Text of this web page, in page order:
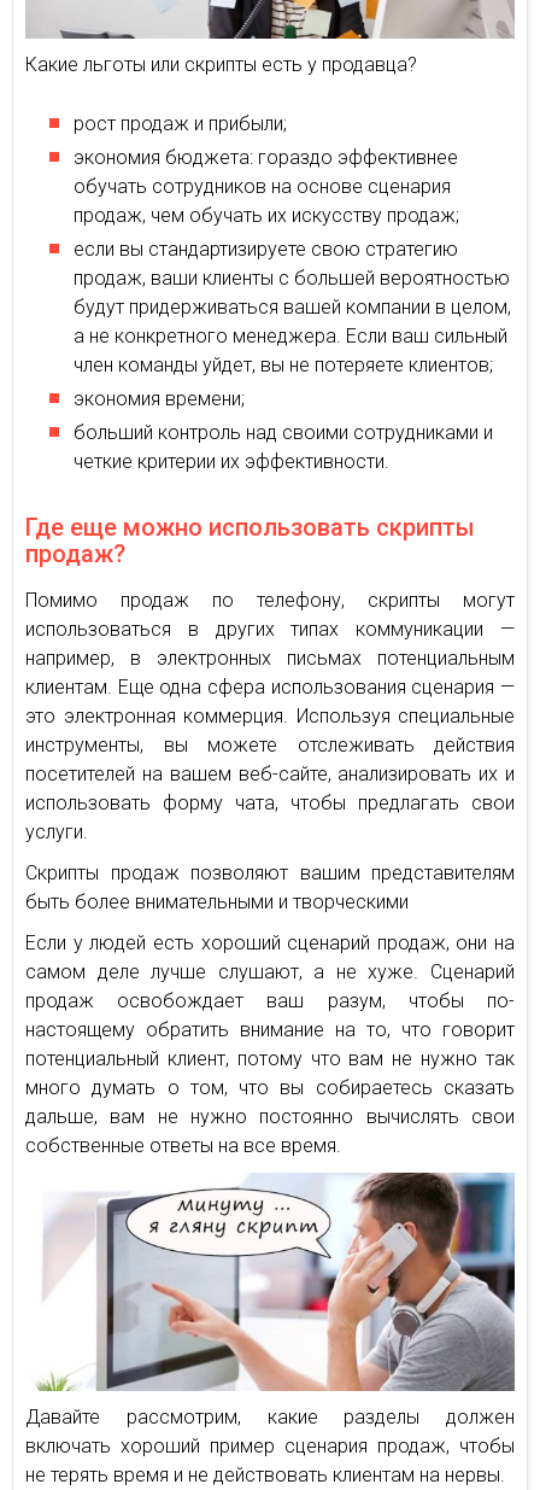
Какие льготы или скрипты есть у продавца?
рост продаж и прибыли;
экономия бюджета: гораздо эффективнее
обучать сотрудников на основе сценария
продаж, чем обучать их искусству продаж;
если вы стандартизируете свою стратегию
продаж, ваши клиенты с большей вероятностью
будут придерживаться вашей компании в целом,
а не конкретного менеджера. Если ваш сильный
член команды уйдет, вы не потеряете клиентов;
экономия времени;
больший контроль над своими сотрудниками и
четкие критерии их эффективности.
Где еще можно использовать скрипты
продаж?
Помимо продаж по телефону, скрипты могут
использоваться в других типах коммуникации —
например, в электронных письмах потенциальным
клиентам. Еще одна сфера использования сценария —
это электронная коммерция. Используя специальные
инструменты, вы можете отслеживать действия
посетителей на вашем веб-сайте, анализировать их и
использовать форму чата, чтобы предлагать свои
услуги.
Скрипты продаж позволяют вашим представителям
быть более внимательными и творческими
Если у людей есть хороший сценарий продаж, они на
самом деле лучше слушают, а не хуже. Сценарий
продаж освобождает ваш разум, чтобы по-
настоящему обратить внимание на то, что говорит
потенциальный клиент, потому что вам не нужно так
много думать о том, что вы собираетесь сказать
дальше, вам не нужно постоянно вычислять свои
собственные ответы на все время.
Давайте рассмотрим, какие разделы должен
включать хороший пример сценария продаж, чтобы
не терять время и не действовать клиентам на нервы.